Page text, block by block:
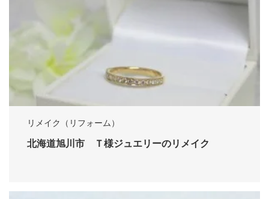
リメイク（リフォーム）
北海道旭川市 Ｔ様ジュエリーのリメイク